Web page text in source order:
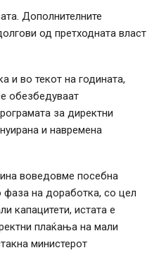
Дополнителните
од претходната власт
и во текот на годината,
обезбедуваат
за директни
и навремена
воведовме посебна
фаза на доработка, со цел
капацитети, истата е
плаќања на мали
министерот